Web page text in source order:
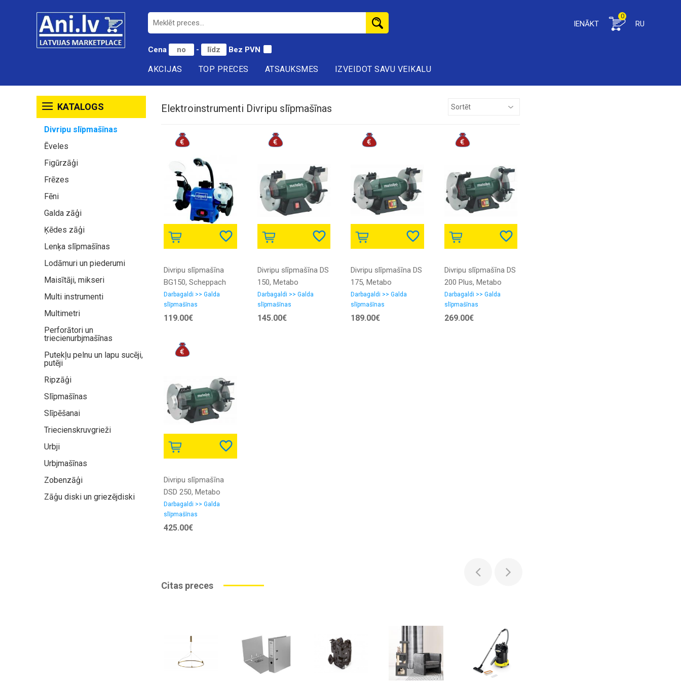
Cena - Bez PVN
IENĀKT
0
RU
AKCIJAS TOP PRECES ATSAUKSMES IZVEIDOT SAVU VEIKALU
KATALOGS
Divripu slīpmašīnas
Ēveles
Figūrzāģi
Frēzes
Fēni
Galda zāģi
Ķēdes zāģi
Lenķa slīpmašīnas
Lodāmuri un piederumi
Maisītāji, mikseri
Multi instrumenti
Multimetri
Perforātori un
triecienurbjmašīnas
Putekļu pelnu un lapu sucēji,
putēji
Ripzāģi
Slīpmašīnas
Slīpēšanai
Triecienskruvgrieži
Urbji
Urbjmašīnas
Zobenzāģi
Zāģu diski un griezējdiski
Elektroinstrumenti Divripu slīpmašīnas
Divripu slīpmašīna
BG150, Scheppach
Darbagaldi >> Galda
slīpmašīnas
119.00€
Divripu slīpmašīna DS
150, Metabo
Darbagaldi >> Galda
slīpmašīnas
145.00€
Divripu slīpmašīna DS
175, Metabo
Darbagaldi >> Galda
slīpmašīnas
189.00€
Divripu slīpmašīna DS
200 Plus, Metabo
Darbagaldi >> Galda
slīpmašīnas
269.00€
Divripu slīpmašīna
DSD 250, Metabo
Darbagaldi >> Galda
slīpmašīnas
425.00€
Citas preces